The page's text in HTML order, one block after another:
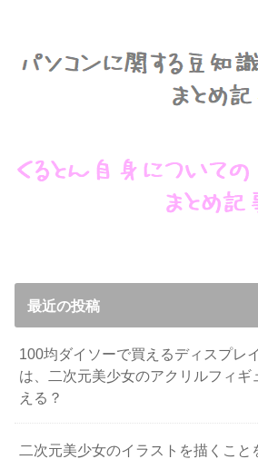
最近の投稿
100均ダイソーで買えるディスプレ
は、二次元美少女のアクリルフィギ
える？
二次元美少女のイラストを描くこと